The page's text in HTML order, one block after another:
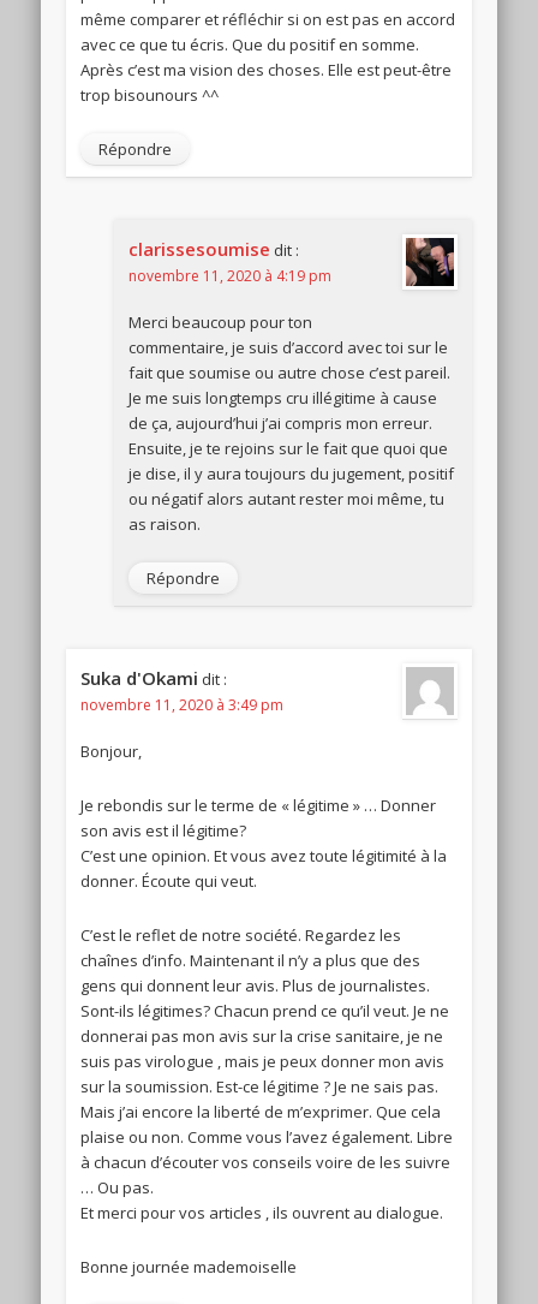
même comparer et réfléchir si on est pas en accord
avec ce que tu écris. Que du positif en somme.
Après c’est ma vision des choses. Elle est peut-être
trop bisounours ^^
Répondre
clarissesoumise dit :
novembre 11, 2020 à 4:19 pm
Merci beaucoup pour ton
commentaire, je suis d’accord avec toi sur le
fait que soumise ou autre chose c’est pareil.
Je me suis longtemps cru illégitime à cause
de ça, aujourd’hui j’ai compris mon erreur.
Ensuite, je te rejoins sur le fait que quoi que
je dise, il y aura toujours du jugement, positif
ou négatif alors autant rester moi même, tu
as raison.
Répondre
Suka d'Okami dit :
novembre 11, 2020 à 3:49 pm
Bonjour,
Je rebondis sur le terme de « légitime » … Donner
son avis est il légitime?
C’est une opinion. Et vous avez toute légitimité à la
donner. Écoute qui veut.
C’est le reflet de notre société. Regardez les
chaînes d’info. Maintenant il n’y a plus que des
gens qui donnent leur avis. Plus de journalistes.
Sont-ils légitimes? Chacun prend ce qu’il veut. Je ne
donnerai pas mon avis sur la crise sanitaire, je ne
suis pas virologue , mais je peux donner mon avis
sur la soumission. Est-ce légitime ? Je ne sais pas.
Mais j’ai encore la liberté de m’exprimer. Que cela
plaise ou non. Comme vous l’avez également. Libre
à chacun d’écouter vos conseils voire de les suivre
… Ou pas.
Et merci pour vos articles , ils ouvrent au dialogue.
Bonne journée mademoiselle